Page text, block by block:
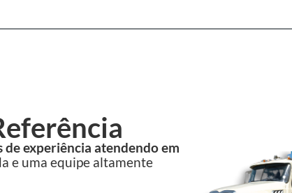
experiência atendendo em
e uma equipe altamente